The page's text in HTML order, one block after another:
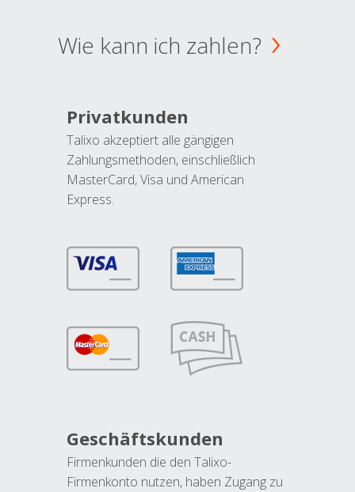
Wie kann ich zahlen?
Privatkunden
Talixo akzeptiert alle gängigen
Zahlungsmethoden, einschließlich
MasterCard, Visa und American
Express.
Geschäftskunden
Firmenkunden die den Talixo-
Firmenkonto nutzen, haben Zugang zu